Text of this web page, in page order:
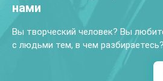
нами
Вы творческий человек? Вы
с людьми тем, в чем разбираетесь?